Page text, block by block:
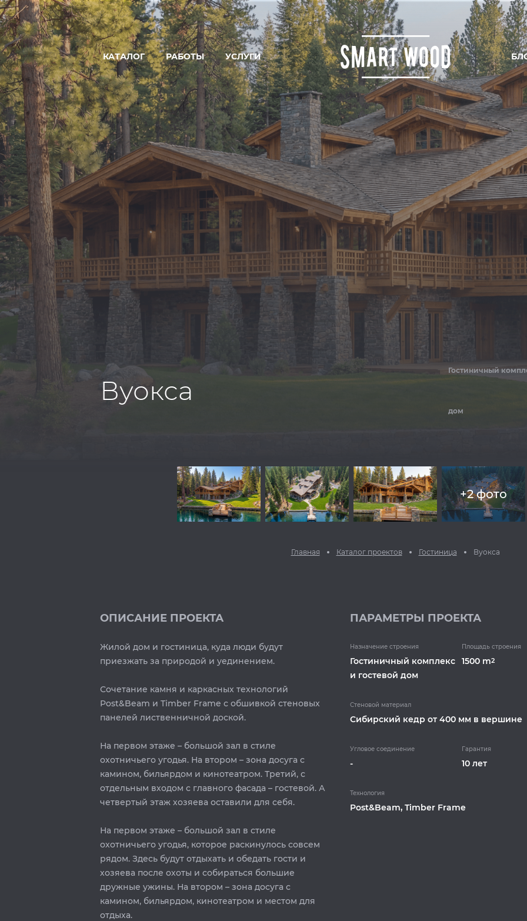
КАТАЛОГ
ДОМ
БАНЯ
ГОСТЕВОЙ ДОМ-БАНЯ
ГОСТИНИЦА
КОММЕРЧЕСКАЯ БАНЯ
РЕСТОРАН
РАБОТЫ УСЛУГИ
ПРОЕКТИРОВАНИЕ
ПРОИЗВОДСТВО
СТРОИТЕЛЬСТВО
УСЛУГИ И ЦЕНЫ
Вуокса
Гостиничный
дом
+2 фото
Главная Каталог проектов Гостиница Вуокса
ОПИСАНИЕ ПРОЕКТА
Жилой дом и гостиница, куда люди будут
приезжать за природой и уединением.
Сочетание камня и каркасных технологий
Post&Beam и Timber Frame с обшивкой стеновых
панелей лиственничной доской.
На первом этаже – большой зал в стиле
охотничьего угодья. На втором – зона досуга с
камином, бильярдом и кинотеатром. Третий, с
отдельным входом с главного фасада – гостевой. А
четвертый этаж хозяева оставили для себя.
На первом этаже – большой зал в стиле
охотничьего угодья, которое раскинулось совсем
рядом. Здесь будут отдыхать и обедать гости и
хозяева после охоты и собираться большие
дружные ужины. На втором – зона досуга с
камином, бильярдом, кинотеатром и местом для
отдыха.
ПАРАМЕТРЫ ПРОЕКТА
Назначение строения
Гостиничный комплекс
и гостевой дом
Площадь строения
1500 m2
Стеновой материал
Cибирский кедр от 400 мм в вершине
Угловое соединение
-
Гарантия
10 лет
Технология
Post&Beam, Timber Frame